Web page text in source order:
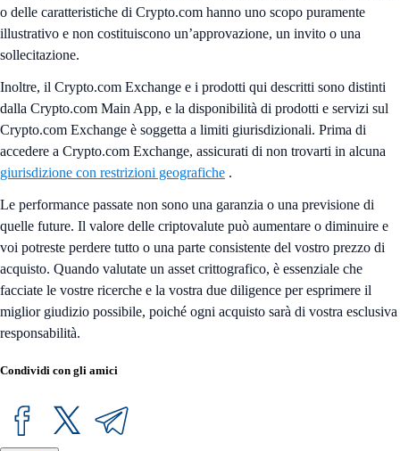
o delle caratteristiche di Crypto.com hanno uno scopo puramente
illustrativo e non costituiscono un’approvazione, un invito o una
sollecitazione.
Inoltre, il Crypto.com Exchange e i prodotti qui descritti sono distinti
dalla Crypto.com Main App, e la disponibilità di prodotti e servizi sul
Crypto.com Exchange è soggetta a limiti giurisdizionali. Prima di
accedere a Crypto.com Exchange, assicurati di non trovarti in alcuna
giurisdizione con restrizioni geografiche .
Le performance passate non sono una garanzia o una previsione di
quelle future. Il valore delle criptovalute può aumentare o diminuire e
voi potreste perdere tutto o una parte consistente del vostro prezzo di
acquisto. Quando valutate un asset crittografico, è essenziale che
facciate le vostre ricerche e la vostra due diligence per esprimere il
miglior giudizio possibile, poiché ogni acquisto sarà di vostra esclusiva
responsabilità.
Condividi con gli amici